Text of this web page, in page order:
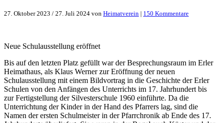
27. Oktober 2023 / 27. Juli 2024 von Heimatverein | 150 Kommentarezu
Neue Schulausstellung eröffnet
Bis auf den letzten Platz gefüllt war der Besprechungsraum im Erler
Heimathaus, als Klaus Werner zur Eröffnung der neuen
Schulausstellung mit einem Bildvortrag in die Geschichte der Erler
Schulen von den Anfängen des Unterrichts im 17. Jahrhundert bis
zur Fertigstellung der Silvesterschule 1960 einführte. Da die
Unterrichtung der Kinder in der Hand des Pfarrers lag, sind die
Namen der ersten Schulmeister in der Pfarrchronik ab Ende des 17.